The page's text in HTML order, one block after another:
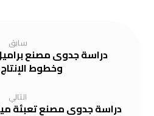
سابق
دراسة جدوى مصنع
وخطوط الإنتاج
التالي
دراسة جدوى مصنع تعبئة